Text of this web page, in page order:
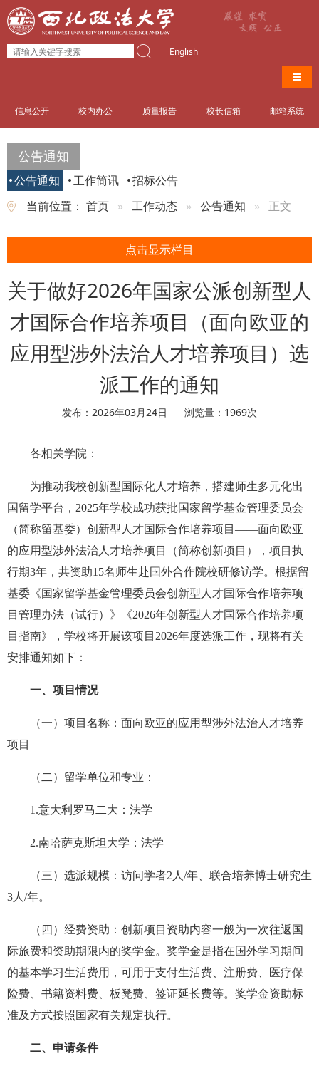
English
导航
信息公开 校内办公 质量报告 校长信箱 邮箱系统
公告通知
公告通知 工作简讯
招标公告
当前位置： 首页 工作动态 公告通知 正文
点击显示栏目
关于做好2026年国家公派创新型人
才国际合作培养项目（面向欧亚的
应用型涉外法治人才培养项目）选
派工作的通知
发布：2026年03月24日 浏览量： 1969次
各相关学院：
为推动我校创新型国际化⼈才培养，搭建师生多元化出
国留学平台，2025年学校成功获批国家留学基金管理委员会
（简称留基委）创新型人才国际合作培养项目——面向欧亚
的应用型涉外法治人才培养项目（简称创新项目），项目执
行期3年，共资助15名师生赴国外合作院校研修访学。根据留
基委《国家留学基金管理委员会创新型人才国际合作培养项
目管理办法（试行）》《2026年创新型人才国际合作培养项
目指南》，学校将开展该项目2026年度选派工作，现将有关
安排通知如下：
一、项目情况
（一）项目名称：面向欧亚的应用型涉外法治人才培养
项目
（二）留学单位和专业：
1.意大利罗马二大：法学
2.南哈萨克斯坦大学：法学
（三）选派规模：访问学者2人/年、联合培养博士研究生
3人/年。
（四）经费资助：创新项目资助内容一般为一次往返国
际旅费和资助期限内的奖学金。奖学金是指在国外学习期间
的基本学习生活费用，可用于支付生活费、注册费、医疗保
险费、书籍资料费、板凳费、签证延长费等。奖学金资助标
准及方式按照国家有关规定执行。
二、申请条件